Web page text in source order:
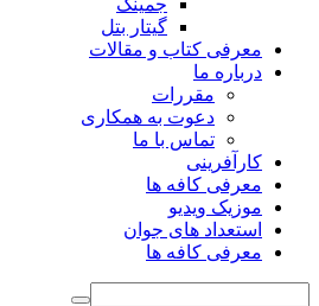
جمینگ
گیتار بتل
معرفی کتاب و مقالات
درباره ما
مقررات
دعوت به همکاری
تماس با ما
کارآفرینی
معرفی کافه ها
موزیک ویدیو
استعداد های جوان
معرفی کافه ها